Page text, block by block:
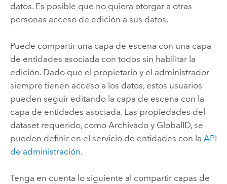
datos. Es posible que no quiera otorgar a otras
personas acceso de edición a sus datos.
Puede compartir una capa de escena con una capa
de entidades asociada con todos sin habilitar la
edición. Dado que el propietario y el administrador
siempre tienen acceso a los datos, estos usuarios
pueden seguir editando la capa de escena con la
capa de entidades asociada. Las propiedades del
dataset requerido, como Archivado y GlobalID, se
pueden definir en el servicio de entidades con la API
de administración.
Tenga en cuenta lo siguiente al compartir capas de